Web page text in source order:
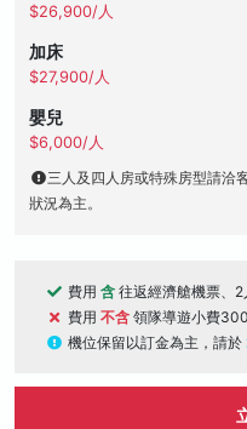
$26,900/人
加床
$27,900/人
嬰兒
$6,000/人
三人及四人房或特殊房型請洽
狀況為主。
費用 含 往返經濟艙機票、
費用 不含 領隊導遊小費
機位保留以訂金為主，請於